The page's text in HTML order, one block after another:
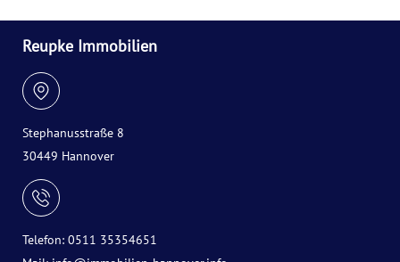
Reupke Immobilien
Stephanusstraße 8
30449 Hannover
Telefon: 0511 35354651